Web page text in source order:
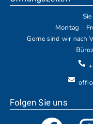
Montag –
Gerne sind wir nach
Folgen Sie uns